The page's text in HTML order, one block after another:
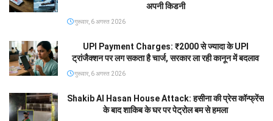
अपनी किडनी
गुरूवार, 6 अगस्त 2026
UPI Payment Charges: ₹2000 से ज्यादा के UPI
ट्रांजैक्शन पर लग सकता है चार्ज, सरकार ला रही कानून में बदलाव
गुरूवार, 6 अगस्त 2026
Shakib Al Hasan House Attack: हसीना की प्रेस कॉन्फ्रेंस
के बाद शाकिब के घर पर पेट्रोल बम से हमला